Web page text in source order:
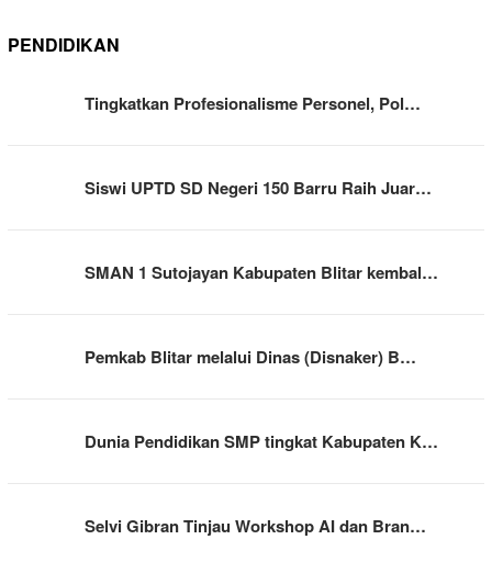
PENDIDIKAN
Tingkatkan Profesionalisme Personel, Pol…
Siswi UPTD SD Negeri 150 Barru Raih Juar…
SMAN 1 Sutojayan Kabupaten Blitar kembal…
Pemkab Blitar melalui Dinas (Disnaker) B…
Dunia Pendidikan SMP tingkat Kabupaten K…
Selvi Gibran Tinjau Workshop AI dan Bran…